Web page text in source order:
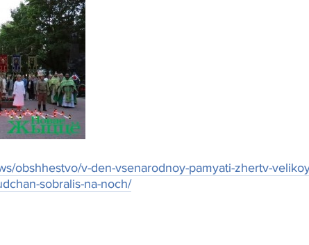
obshhestvo/v-den-vsenarodnoy-pamyati-zhertv-
sobralis-na-noch/